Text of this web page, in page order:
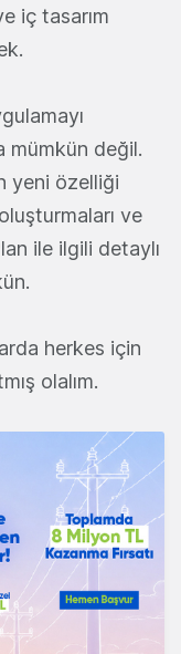
iç tasarım
mümkün değil.
yeni özelliği
ve
ile ilgili detaylı
herkes için
olalım.